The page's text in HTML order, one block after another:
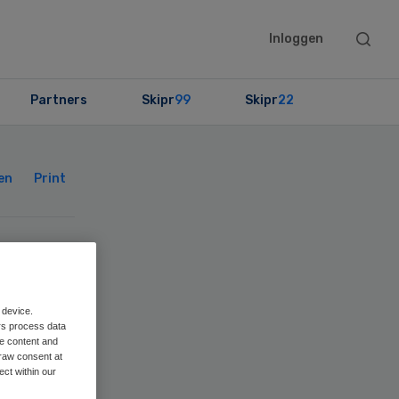
Inloggen
Search
Partners Skipr99 Skipr22
Print
process data
content and
consent at
within our